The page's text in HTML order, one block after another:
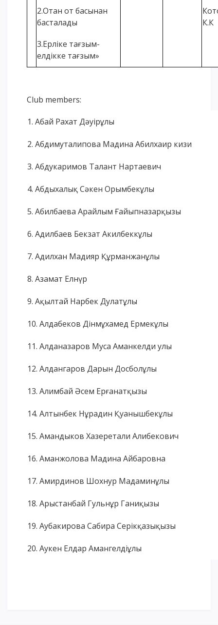
2.Отан от басынан
басталады
3.Ерліке тағзым-
елдікке тағзым»
К.К
Club members:
1. Абай Рахат Дәуірұлы
2. Абдимуталипова Мадина Абилхаир кизи
3. Абдукаримов Талант Нартаевич
4. Абдыхалық Сәкен Орымбекұлы
5. Абилбаева Арайлым Ғайыпназарқызы
6. Адилбаев Бекзат Акилбеккұлы
7. Адилхан Мадияр Құрманжанұлы
8. Азамат Елнүр
9. Ақылтай Нарбек Дулатұлы
10. Алдабеков Дінмұхамед Ермекұлы
11. Алданазаров Муса Аманкелди улы
12. Алдангаров Дарын Досболұлы
13. Алимбай Әсем Ерғанатқызы
14. Алтынбек Нұрадин Қуанышбекұлы
15. Амандыков Хазеретали Алибекович
16. Аманжолова Мадина Айбаровна
17. Амирдинов Шохнур Мадаминұлы
18. Арыстанбай Гульнұр Ганиқызы
19. Аубакирова Сабира Серікқазықызы
20. Аукен Елдар Амангелдіұлы